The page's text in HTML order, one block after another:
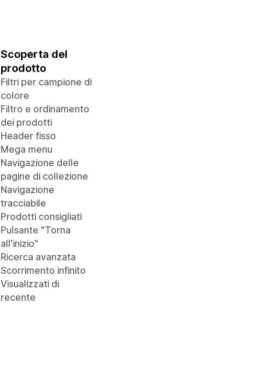
Scoperta del
prodotto
Filtri per campione di
colore
Filtro e ordinamento
dei prodotti
Header fisso
Mega menu
Navigazione delle
pagine di collezione
Navigazione
tracciabile
Prodotti consigliati
Pulsante "Torna
all'inizio"
Ricerca avanzata
Scorrimento infinito
Visualizzati di
recente